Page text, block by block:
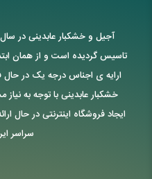
تاسیس گردیده است و از همان
ارایه ی اجناس درجه یک در حال
خشکبار عابدینی با توجه به
ایجاد فروشگاه اینترنتی در حال
سراسر